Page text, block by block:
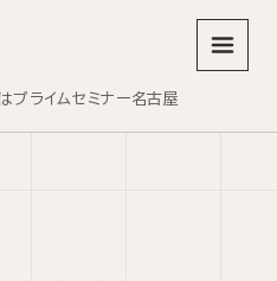
プライムセミナー名古屋
メニュ